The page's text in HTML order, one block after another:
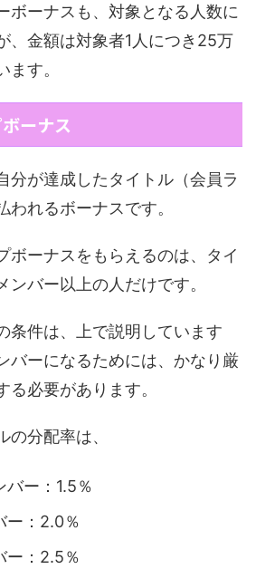
ボーナスも、対象となる人数に
、金額は対象者1人につき25万
す。
ーナス
分が達成したタイトル（会員ラ
われるボーナスです。
ボーナスをもらえるのは、タイ
ンバー以上の人だけです。
条件は、上で説明しています
バーになるためには、かなり厳
る必要があります。
の分配率は、
バー：1.5％
ー：2.0％
ー：2.5％